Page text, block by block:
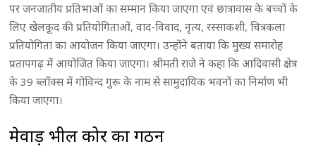
पर जनजातीय प्रतिभाओं का सम्मान किया जाएगा एवं छात्रावास के बच्चों के
लिए खेलकूद की प्रतियोगिताओं, वाद-विवाद, नृत्य, रस्साकशी, चित्रकला
प्रतियोगिता का आयोजन किया जाएगा। उन्होंने बताया कि मुख्य समारोह
प्रतापगढ़ में आयोजित किया जाएगा। श्रीमती राजे ने कहा कि आदिवासी क्षेत्र
के 39 ब्लॉक्स में गोविन्द गुरू के नाम से सामुदायिक भवनों का निर्माण भी
किया जाएगा।
मेवाड़ भील कोर का गठन